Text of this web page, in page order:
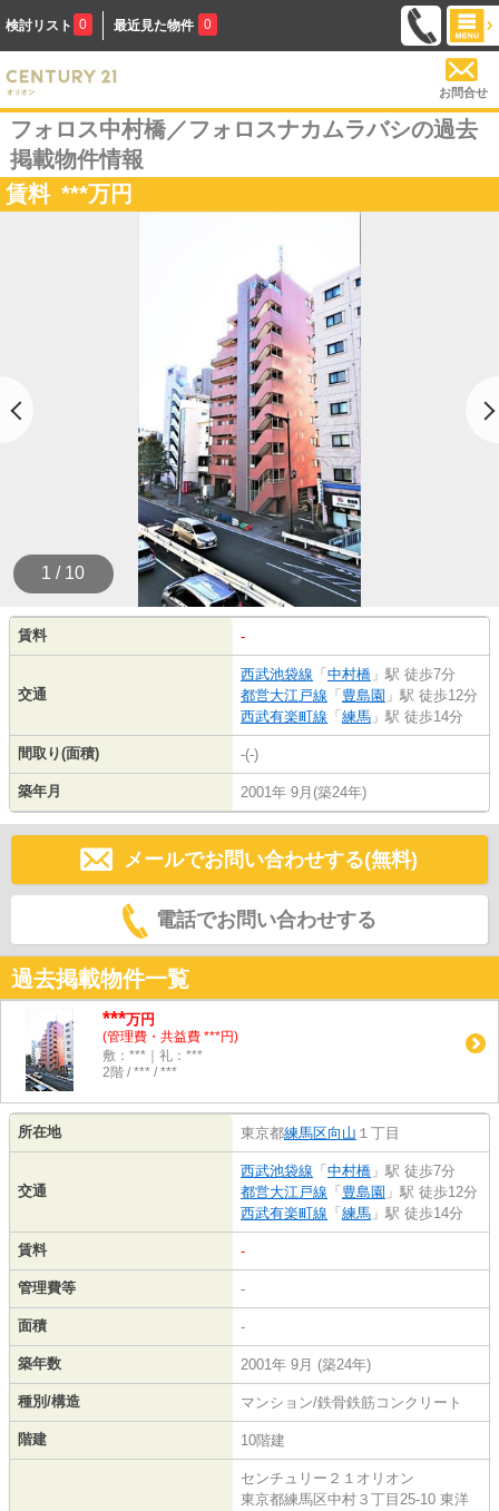
検討リスト 0 最近見た物件 0
お問合せ
フォロス中村橋／フォロスナカムラバシの過去
掲載物件情報
賃料 ***万円
1 / 10
賃料 -
交通
西武池袋線 「 中村橋 」駅 徒歩7分
都営大江戸線 「 豊島園 」駅 徒歩12分
西武有楽町線 「 練馬 」駅 徒歩14分
間取り(面積) -(-)
築年月 2001年 9月(築24年)
メールでお問い合わせする(無料)
電話でお問い合わせする
過去掲載物件一覧
***万円
(管理費・共益費 ***円)
敷：***｜礼：***
2階 / *** / ***
所在地 東京都練馬区向山 １丁目
交通
西武池袋線 「 中村橋 」駅 徒歩7分
都営大江戸線 「 豊島園 」駅 徒歩12分
西武有楽町線 「 練馬 」駅 徒歩14分
賃料 -
管理費等 -
面積 -
築年数 2001年 9月 (築24年)
種別/構造 マンション/鉄骨鉄筋コンクリート
階建 10階建
センチュリー２１オリオン
東京都練馬区中村３丁目25-10 東洋